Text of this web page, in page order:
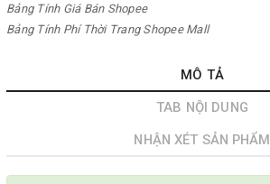
Bảng Tính Giá Bán Shopee
Bảng Tính Phí Thời Trang Shopee Mall
MÔ TẢ
TAB NỘI DUNG
NHẬN XÉT SẢN PHẨM